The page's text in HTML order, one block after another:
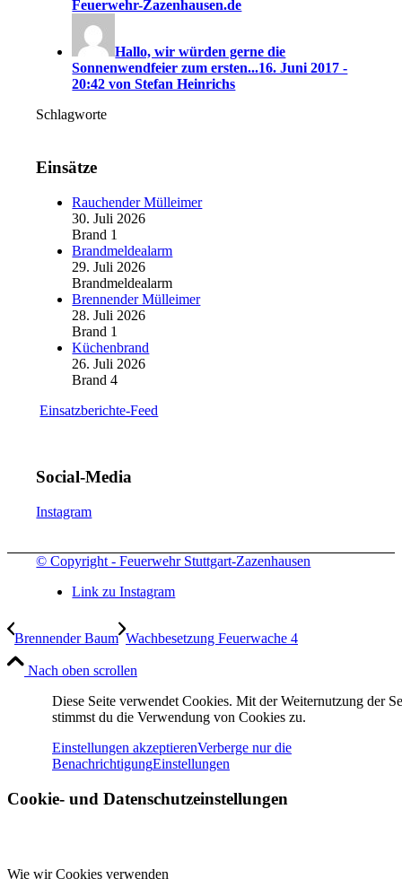
Feuerwehr-Zazenhausen.de
Hallo, wir würden gerne die
Sonnenwendfeier zum ersten...16. Juni 2017 -
20:42 von Stefan Heinrichs
Schlagworte
Einsätze
Rauchender Mülleimer
30. Juli 2026
Brand 1
Brandmeldealarm
29. Juli 2026
Brandmeldealarm
Brennender Mülleimer
28. Juli 2026
Brand 1
Küchenbrand
26. Juli 2026
Brand 4
Einsatzberichte-Feed
Social-Media
Instagram
© Copyright - Feuerwehr Stuttgart-Zazenhausen
Link zu Instagram
Brennender Baum Wachbesetzung Feuerwache 4
Nach oben scrollen
Diese Seite verwendet Cookies. Mit der Weiternutzung der
stimmst du die Verwendung von Cookies zu.
Einstellungen akzeptierenVerberge nur die
BenachrichtigungEinstellungen
Cookie- und Datenschutzeinstellungen
Wie wir Cookies verwenden